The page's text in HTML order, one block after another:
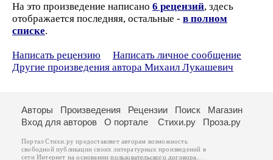
На это произведение написано 6 рецензий, здесь
отображается последняя, остальные - в полном
списке.
Написать рецензию
Написать личное сообщение
Другие произведения автора Михаил Лукашевич
Авторы Произведения Рецензии Поиск
Магазин
Вход для авторов
О портале Стихи.ру Проза.ру
Портал Стихи.ру предоставляет авторам возможность
свободной публикации своих литературных произведений в
сети Интернет на основаниипользовательского договора